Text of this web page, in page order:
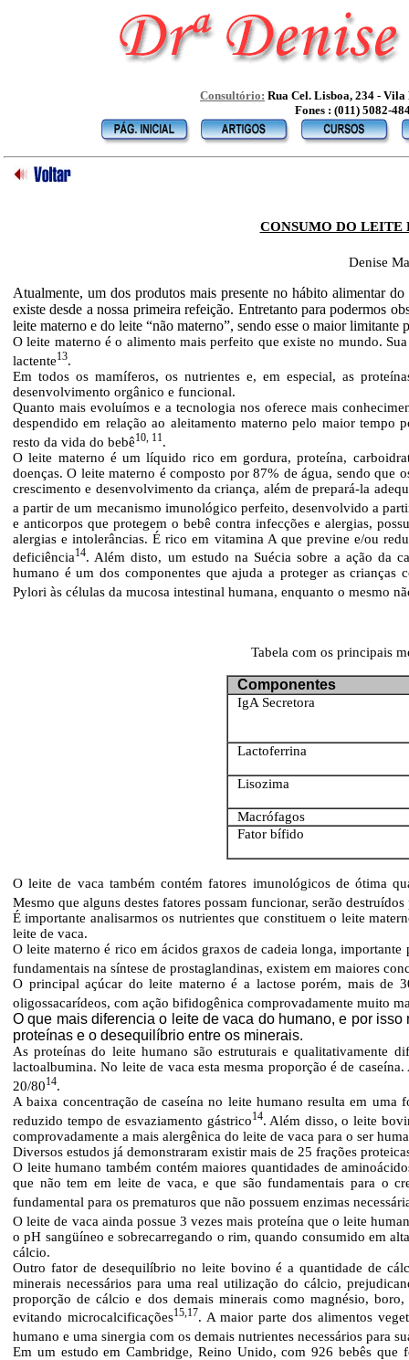
Consultório: Rua Cel. Lisboa, 234 -
Fones : (011) 5082-
CONSUMO DO LEITE
Denise
Atualmente, um dos produtos mais presente no hábito alimentar
existe desde a nossa primeira refeição. Entretanto para podermos
leite materno e do leite “não materno”, sendo esse o maior limitante
O leite materno é o alimento mais perfeito que existe no mundo.
lactente13.
Em todos os mamíferos, os nutrientes e, em especial, as
desenvolvimento orgânico e funcional.
Quanto mais evoluímos e a tecnologia nos oferece mais
despendido em relação ao aleitamento materno pelo maior
resto da vida do bebê10, 11 .
O leite materno é um líquido rico em gordura, proteína,
doenças. O leite materno é composto por 87% de água, sendo que
crescimento e desenvolvimento da criança, além de prepará-la
a partir de um mecanismo imunológico perfeito, desenvolvido a
e anticorpos que protegem o bebê contra infecções e alergias,
alergias e intolerâncias. É rico em vitamina A que previne e/ou
deficiência14. Além disto, um estudo na Suécia sobre a ação da
humano é um dos componentes que ajuda a proteger as crianças
Pylori às células da mucosa intestinal humana, enquanto o mesmo
Tabela com os principais
Componentes
IgA Secretora
Lactoferrina
Lisozima
Macrófagos
Fator bífido
O leite de vaca também contém fatores imunológicos de ótima
Mesmo que alguns destes fatores possam funcionar, serão
É importante analisarmos os nutrientes que constituem o leite
leite de vaca.
O leite materno é rico em ácidos graxos de cadeia longa,
fundamentais na síntese de prostaglandinas, existem em maiores
O principal açúcar do leite materno é a lactose porém, mais de
oligossacarídeos, com ação bifidogênica comprovadamente muito
O que mais diferencia o leite de vaca do humano, e por
proteínas e o desequilíbrio entre os minerais.
As proteínas do leite humano são estruturais e qualitativamente
lactoalbumina. No leite de vaca esta mesma proporção é de
20/8014.
A baixa concentração de caseína no leite humano resulta em
reduzido tempo de esvaziamento gástrico14. Além disso, o leite
comprovadamente a mais alergênica do leite de vaca para o ser
Diversos estudos já demonstraram existir mais de 25 frações
O leite humano também contém maiores quantidades de
que não tem em leite de vaca, e que são fundamentais para o
fundamental para os prematuros que não possuem enzimas
O leite de vaca ainda possue 3 vezes mais proteína que o leite
o pH sangüíneo e sobrecarregando o rim, quando consumido em
cálcio.
Outro fator de desequilíbrio no leite bovino é a quantidade de
minerais necessários para uma real utilização do cálcio,
proporção de cálcio e dos demais minerais como magnésio,
evitando microcalcificações15,17. A maior parte dos alimentos
humano e uma sinergia com os demais nutrientes necessários para
Em um estudo em Cambridge, Reino Unido, com 926 bebês